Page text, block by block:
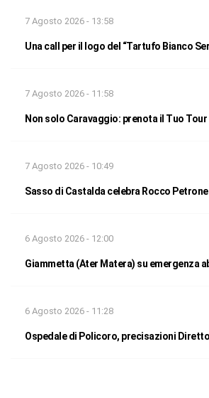
7 Agosto 2026 - 13:58
Una call per il logo del “Tartufo Bianco
7 Agosto 2026 - 11:58
Non solo Caravaggio: prenota il Tuo Tour
7 Agosto 2026 - 10:49
Sasso di Castalda celebra Rocco Petrone
6 Agosto 2026 - 12:00
Giammetta (Ater Matera) su emergenza
6 Agosto 2026 - 11:28
Ospedale di Policoro, precisazioni